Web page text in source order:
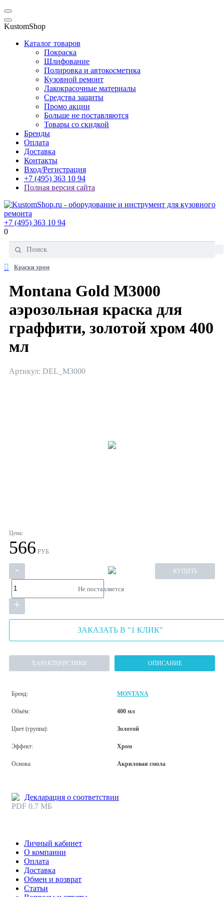
KustomShop
Каталог товаров
Покраска
Шлифование
Полировка и автокосметика
Кузовной ремонт
Лакокрасочные материалы
Средства защиты
Промо акции
Больше не поставляются
Товары со скидкой
Бренды
Оплата
Доставка
Контакты
Вход/Регистрация
+7 (495) 363 10 94
Полная версия сайта
+7 (495) 363 10 94
0
Краски хром
Montana Gold M3000
аэрозольная краска для
граффити, золотой хром 400
мл
Артикул: DEL_M3000
Цена:
566 РУБ.
-
+
КУПИТЬ
Не поставляется
ЗАКАЗАТЬ В "1 КЛИК"
ХАРАКТЕРИСТИКИ ОПИСАНИЕ
Бренд: MONTANA
Объём: 400 мл
Цвет (группа): Золотой
Эффект: Хром
Основа: Акриловая смола
Декларация о соответствии
PDF 0.7 МБ
Личный кабинет
О компании
Оплата
Доставка
Обмен и возврат
Статьи